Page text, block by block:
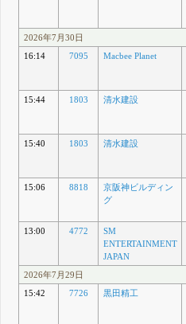
2026年7月30日
16:14
7095 Macbee Planet
15:44
1803 清水建設
15:40
1803 清水建設
15:06
8818
京阪神ビルディン
グ
13:00
4772
SM
ENTERTAINMENT
JAPAN
2026年7月29日
15:42
7726 黒田精工